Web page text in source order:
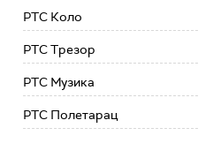
РТС Коло
РТС Трезор
РТС Музика
РТС Полетарац